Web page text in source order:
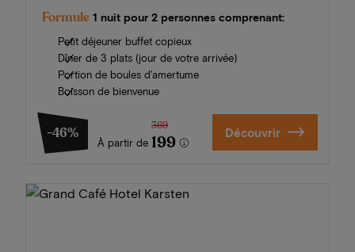
Formule 1 nuit pour 2 personnes comprenant:
Petit déjeuner buffet copieux
Dîner de 3 plats (jour de votre arrivée)
Portion de boules d'amertume
Boisson de bienvenue
-46%
À partir de
369
199 Découvrir